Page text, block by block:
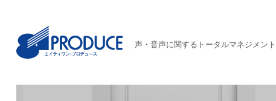
声・音声に関するトータルマネジメント